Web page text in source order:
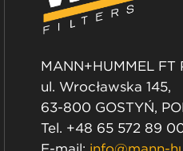
MANN+HUMMEL FT
ul. Wrocławska 145,
63-800 GOSTYŃ,
Tel. +48 65 572 89